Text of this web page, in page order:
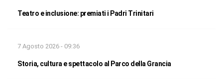
Teatro e inclusione: premiati i Padri Trinitari
7 Agosto 2026 - 09:36
Storia, cultura e spettacolo al Parco della Grancia